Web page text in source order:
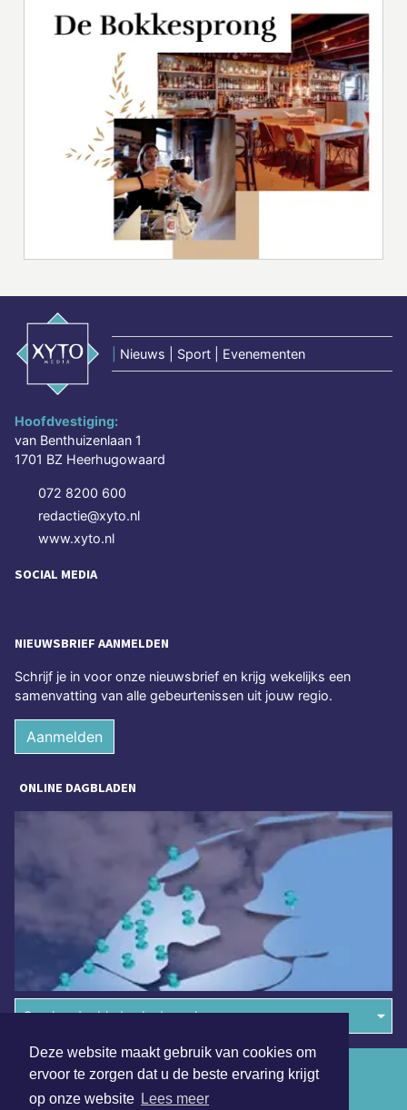
Deze website maakt gebruik van cookies om
ervoor te zorgen dat u de beste ervaring krijgt
op onze website Lees meer
Nieuws | Sport | Evenementen
Hoofdvestiging:
van Benthuizenlaan 1
1701 BZ Heerhugowaard
072 8200 600
redactie@xyto.nl
www.xyto.nl
SOCIAL MEDIA
NIEUWSBRIEF AANMELDEN
Schrijf je in voor onze nieuwsbrief en krijg wekelijks een
samenvatting van alle gebeurtenissen uit jouw regio.
Aanmelden
ONLINE DAGBLADEN
Overige dagbladen in de regio
Algemene voorwaarden
Disclaimer